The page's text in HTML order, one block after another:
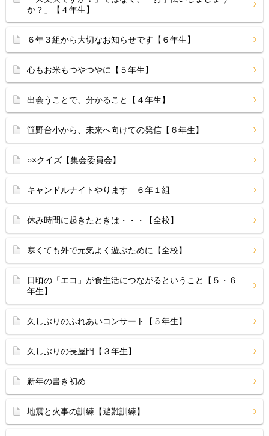
か？」【４年生】
６年３組から大切なお知らせです【６年生】
心もお米もつやつやに【５年生】
出会うことで、分かること【４年生】
笹野台小から、未来へ向けての発信【６年生】
○×クイズ【集会委員会】
キャンドルナイトやります ６年１組
休み時間に起きたときは・・・【全校】
寒くても外で元気よく遊ぶために【全校】
日頃の「エコ」が食生活につながるということ【５・６
年生】
久しぶりのふれあいコンサート【５年生】
久しぶりの長屋門【３年生】
新年の書き初め
地震と火事の訓練【避難訓練】